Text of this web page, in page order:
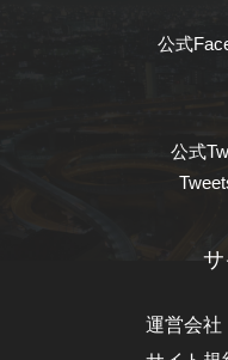
公式
公式
運営会社